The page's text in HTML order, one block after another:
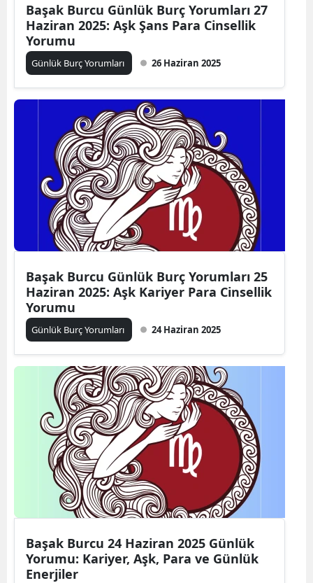
Başak Burcu Günlük Burç Yorumları 27
Haziran 2025: Aşk Şans Para Cinsellik
Yorumu
Günlük Burç Yorumları 26 Haziran 2025
Başak Burcu Günlük Burç Yorumları 25
Haziran 2025: Aşk Kariyer Para Cinsellik
Yorumu
Günlük Burç Yorumları 24 Haziran 2025
Başak Burcu 24 Haziran 2025 Günlük
Yorumu: Kariyer, Aşk, Para ve Günlük
Enerjiler